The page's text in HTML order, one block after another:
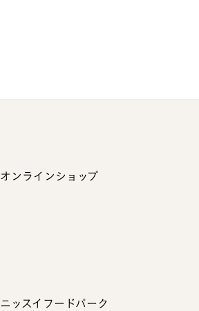
オンラインショップ
ニッスイフードパーク